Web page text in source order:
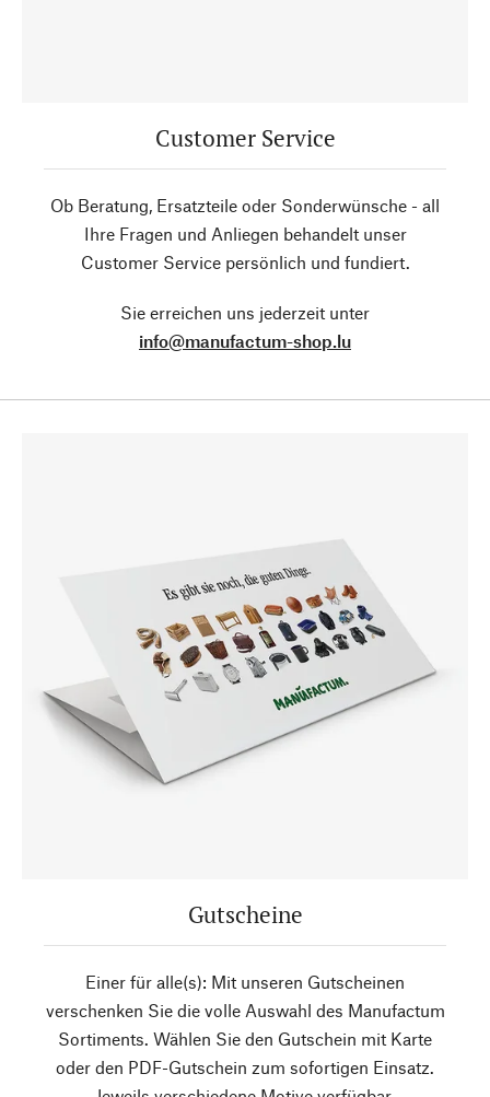
Customer Service
Ob Beratung, Ersatzteile oder Sonderwünsche - all
Ihre Fragen und Anliegen behandelt unser
Customer Service persönlich und fundiert.
Sie erreichen uns jederzeit unter
info@manufactum-shop.lu
Gutscheine
Einer für alle(s): Mit unseren Gutscheinen
verschenken Sie die volle Auswahl des Manufactum
Sortiments. Wählen Sie den Gutschein mit Karte
oder den PDF-Gutschein zum sofortigen Einsatz.